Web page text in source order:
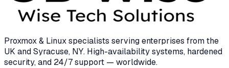
Proxmox & Linux specialists serving enterprises from the
UK and Syracuse, NY. High-availability systems, hardened
security, and 24/7 support — worldwide.